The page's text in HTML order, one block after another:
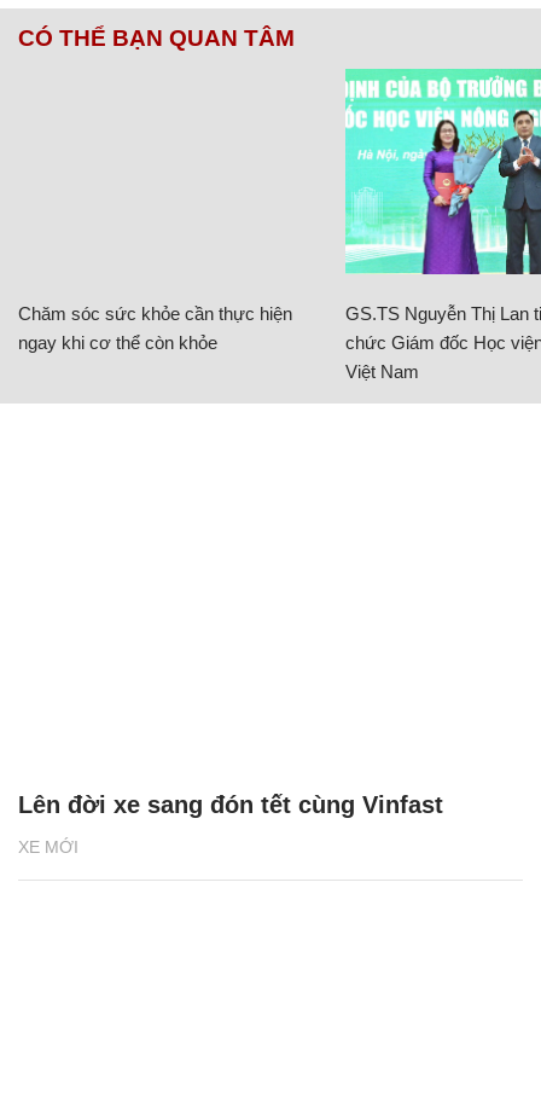
CÓ THỂ BẠN QUAN TÂM
Chăm sóc sức khỏe cần thực hiện
ngay khi cơ thể còn khỏe
GS.TS Nguyễn Thị Lan
chức Giám đốc Học
Việt Nam
XE MỚI
Lên đời xe sang đón tết cùng Vinfast